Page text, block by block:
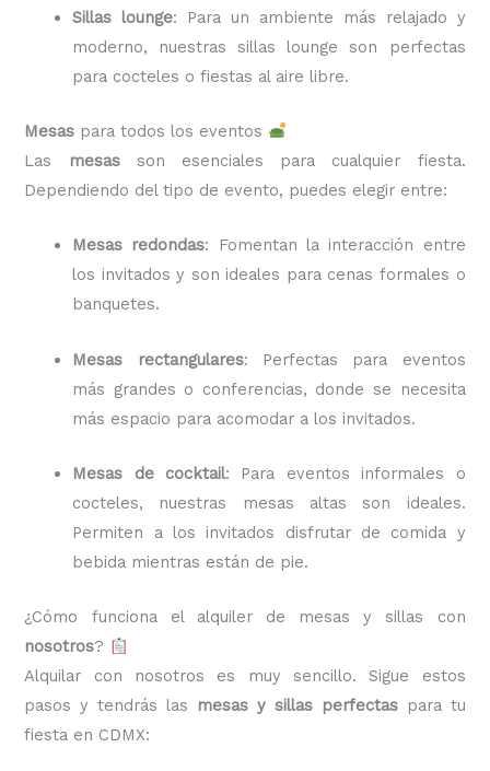
Sillas lounge: Para un ambiente más relajado y
moderno, nuestras sillas lounge son perfectas
para cocteles o fiestas al aire libre.
Mesas para todos los eventos
Las
mesasson esenciales para cualquier fiesta.
Dependiendo del tipo de evento, puedes elegir entre:
Mesas redondas: Fomentan la interacción entre
los invitados y son ideales para cenas formales o
banquetes.
Mesas rectangulares: Perfectas para eventos
más grandes o conferencias, donde se necesita
más espacio para acomodar a los invitados.
Mesas de cocktail: Para eventos informales o
cocteles, nuestras mesas altas son ideales.
Permiten a los invitados disfrutar de comida y
bebida mientras están de pie.
¿Cómo funciona el alquiler de mesas y sillas con
nosotros?
Alquilar con nosotros es muy sencillo. Sigue estos
pasos y tendrás las
mesas y sillas perfectaspara tu
fiesta en CDMX: